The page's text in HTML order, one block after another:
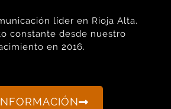
líder en Rioja Alta.
constante desde nuestro
en 2016.